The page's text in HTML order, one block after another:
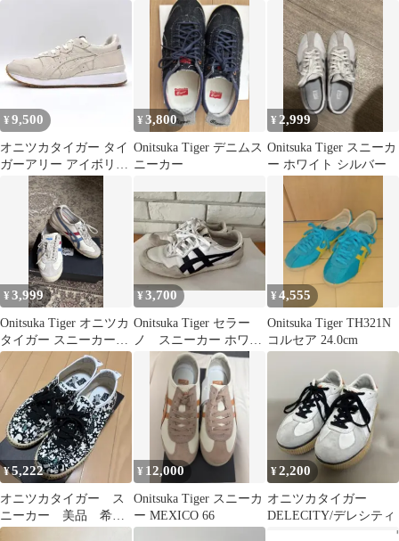
3.0 ブラック ゴールド
ア 25cm
¥9,500
オニツカタイガー タイ
ガーアリー アイボリー
ベージュ スエード
¥3,800
Onitsuka Tiger デニムス
ニーカー
¥ 2,999
Onitsuka Tiger スニーカ
ー ホワイト シルバー
¥3,999
Onitsuka Tiger オニツカ
タイガー スニーカー
23cm
¥3,700
Onitsuka Tiger セラー
ノ スニーカー ホワイ
ト×ブラック 23㎝
¥4,555
Onitsuka Tiger TH321N
コルセア 24.0cm
¥5,222
オニツカタイガー ス
ニーカー 美品 希
少 ジュード エスパ
¥ 12,000
Onitsuka Tiger スニーカ
ー MEXICO 66
¥2,200
オニツカタイガー
DELECITY/デレシティ